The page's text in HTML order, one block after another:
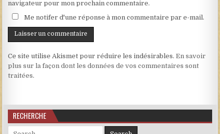
navigateur pour mon prochain commentaire.
Me notifer d'une réponse à mon commentaire par e-mail.
Ce site utilise Akismet pour réduire les indésirables.En savoir
plus sur la façon dont les données de vos commentaires sont
traitées.
RECHERCHE
Search for: